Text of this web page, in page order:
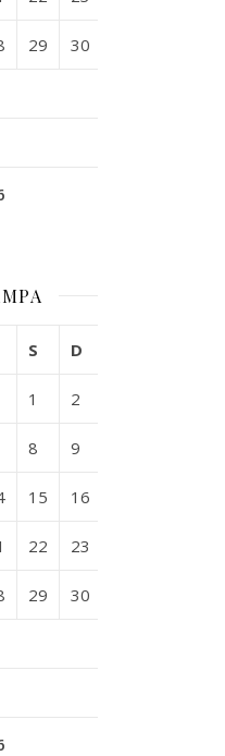
29 30
S D
1 2
8 9
15 16
22 23
29 30